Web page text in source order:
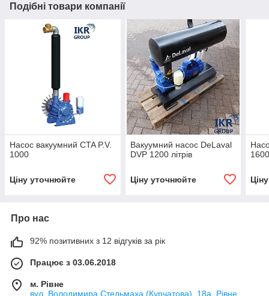
Подібні товари компанії
Насос вакуумний CTA P.V.
1000
Ціну уточнюйте
Вакуумний насос DeLaval
DVP 1200 літрів
Ціну уточнюйте
Про нас
92% позитивних з 12 відгуків за рік
Працює з 03.06.2018
м. Рівне
вул. Володимира Стельмаха (Курчатова), 18а, Рівне,